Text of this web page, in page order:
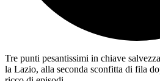
Tre punti pesantissimi in chiave
la Lazio, alla seconda sconfitta di fila